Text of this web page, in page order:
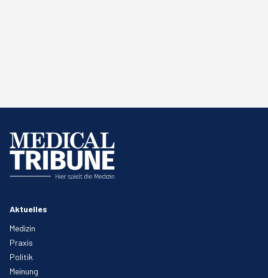
Aktuelles
Medizin
Praxis
Politik
Meinung